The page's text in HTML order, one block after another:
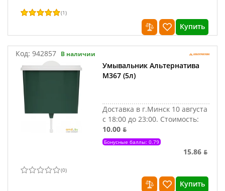
(1)
Купить
Код: 942857 В наличии
Умывальник Альтернатива
М367 (5л)
Доставка в г.Минск 10 августа
с 18:00 до 23:00. Стоимость:
10.00 ƃ
Бонусные баллы: 0.79
15.86 ƃ
(0)
Купить